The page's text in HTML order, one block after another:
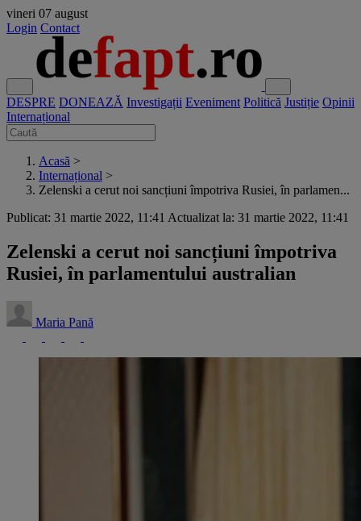
vineri 07 august
Login Contact
DESPRE DONEAZĂ Investigații Eveniment Politică Justiție Opinii
Internațional
Acasă >
Internațional >
Zelenski a cerut noi sancțiuni împotriva Rusiei, în parlamen...
Publicat: 31 martie 2022, 11:41 Actualizat la: 31 martie 2022, 11:41
Zelenski a cerut noi sancțiuni împotriva
Rusiei, în parlamentului australian
Maria Pană